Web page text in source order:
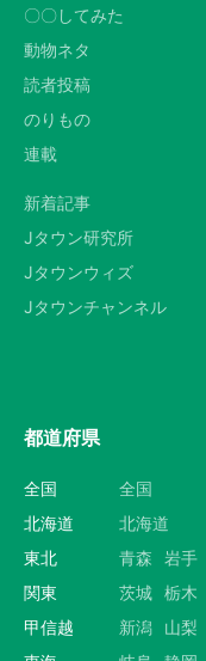
〇〇してみた
動物ネタ
読者投稿
のりもの
連載
新着記事
Jタウン研究所
Jタウンウィズ
Jタウンチャンネル
都道府県
全国
全国
北海道
北海道
東北
青森 岩手
関東
茨城 栃木
甲信越
新潟 山梨